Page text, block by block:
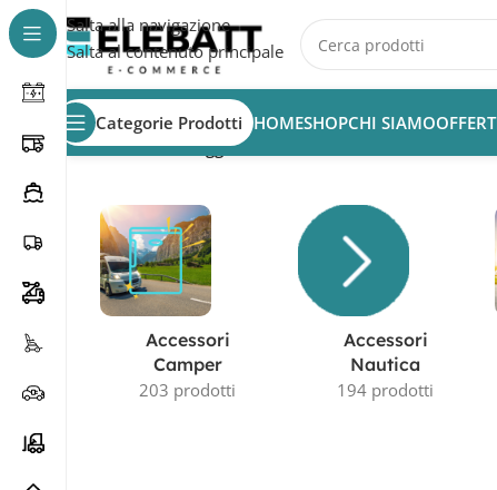
Salta alla navigazione
Salta al contenuto principale
Categorie Prodotti HOMESHOPCHI SIAMO
Home/Prodotti taggati “batteria 12V 26Ah”
Accessori
Camper
203 prodotti
Accessori
Nautica
194 prodotti